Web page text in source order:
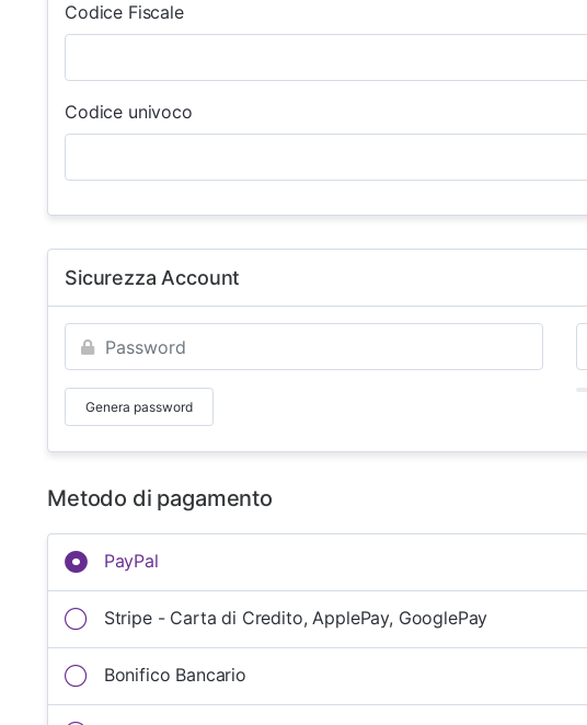
Codice Fiscale
Codice univoco
Sicurezza Account
Genera password
Metodo di pagamento
PayPal
Stripe - Carta di Credito, ApplePay, GooglePay
Bonifico Bancario